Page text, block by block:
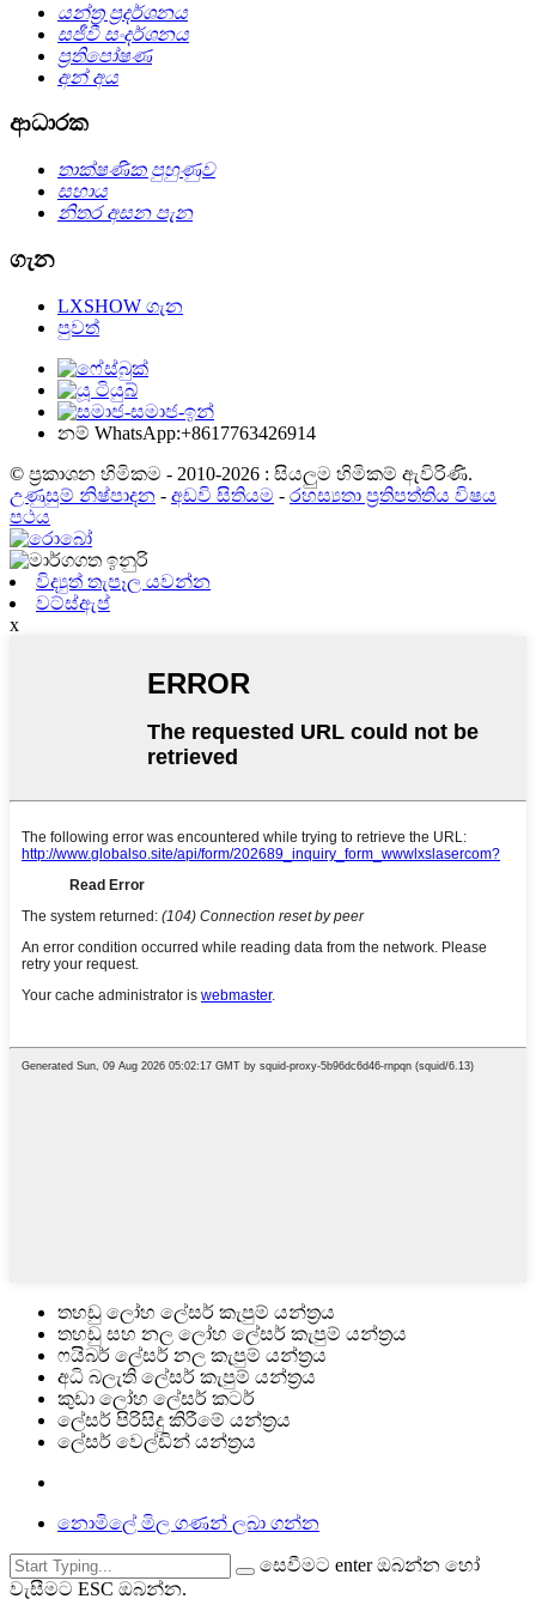
යන්ත්‍ර ප්‍රදර්ශනය
සජීවී සංදර්ශනය
ප්‍රතිපෝෂණ
අන් අය
ආධාරක
තාක්ෂණික පුහුණුව
සහාය
නිතර අසන පැන
ගැන
LXSHOW ගැන
පුවත්
නම් WhatsApp:+8617763426914
© ප්‍රකාශන හිමිකම - 2010-2026 : සියලුම හිමිකම් ඇවිරිණි.
උණුසුම් නිෂ්පාදන - අඩවි සිතියම - රහස්‍යතා ප්‍රතිපත්තිය විෂය
පථය
විද්‍යුත් තැපෑල යවන්න
වට්ස්ඇප්
x
තහඩු ලෝහ ලේසර් කැපුම් යන්ත්‍රය
තහඩු සහ නල ලෝහ ලේසර් කැපුම් යන්ත්‍රය
ෆයිබර් ලේසර් නල කැපුම් යන්ත්‍රය
අධි බලැති ලේසර් කැපුම් යන්ත්‍රය
කුඩා ලෝහ ලේසර් කටර්
ලේසර් පිරිසිදු කිරීමේ යන්ත්‍රය
ලේසර් වෙල්ඩින් යන්ත්‍රය
නොමිලේ මිල ගණන් ලබා ගන්න
සෙවීමට enter ඔබන්න හෝ
වැසීමට ESC ඔබන්න.